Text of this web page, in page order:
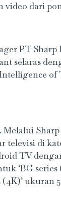
dari
PT Sharp
selaras
Melalui
televisi di
TV
‘BG
ukuran